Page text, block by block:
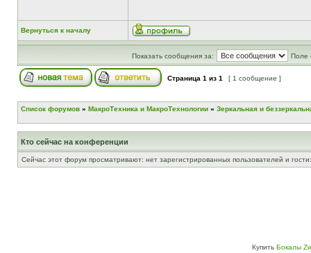
Вернуться к началу
Показать сообщения за: Поле
Страница 1 из 1 [ 1 сообщение ]
Список форумов » МакроТехника и МакроТехнологии » Зеркальная и
Кто сейчас на конференции
Сейчас этот форум просматривают: нет зарегистрированных пользователей и
Купить Бокалы